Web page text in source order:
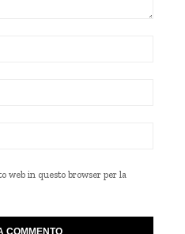
web in questo browser per la